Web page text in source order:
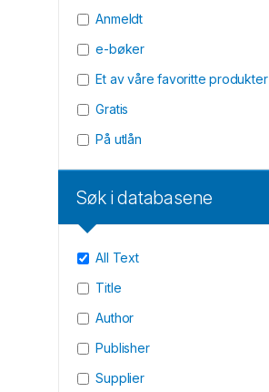
Anmeldt
e-bøker
Et av våre favoritte produkter
Gratis
På utlån
Søk i databasene
All Text
Title
Author
Publisher
Supplier